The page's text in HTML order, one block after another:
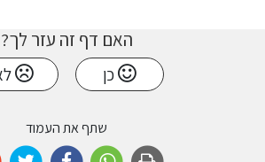
האם דף זה עזר לך?
כן
שתף את העמוד